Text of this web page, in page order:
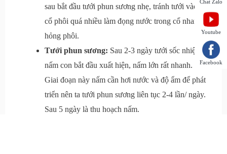
sau bắt đầu tưới phun sương nhẹ, tránh tưới vào
cổ phôi quá nhiều làm đọng nước trong cổ nhanh
hỏng phôi.
Tưới phun sương: Sau 2-3 ngày tưới sốc nhiệt,
nấm con bắt đầu xuất hiện, nấm lớn rất nhanh.
Giai đoạn này nấm cần hơi nước và độ ẩm để phát
triển nên ta tưới phun sương liên tục 2-4 lần/ ngày.
Sau 5 ngày là thu hoạch nấm.
Facebook
Youtube
Chat Zalo